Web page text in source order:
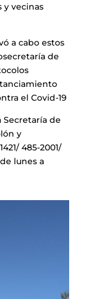
y vecinas
a cabo estos
de
el Covid-19
Secretaría de
y
485-2001/
lunes a